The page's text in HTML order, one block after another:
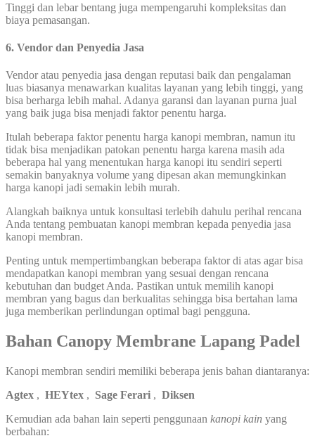
Tinggi dan lebar bentang juga mempengaruhi kompleksitas dan
biaya pemasangan.
6. Vendor dan Penyedia Jasa
Vendor atau penyedia jasa dengan reputasi baik dan pengalaman
luas biasanya menawarkan kualitas layanan yang lebih tinggi, yang
bisa berharga lebih mahal. Adanya garansi dan layanan purna jual
yang baik juga bisa menjadi faktor penentu harga.
Itulah beberapa faktor penentu harga kanopi membran, namun itu
tidak bisa menjadikan patokan penentu harga karena masih ada
beberapa hal yang menentukan harga kanopi itu sendiri seperti
semakin banyaknya volume yang dipesan akan memungkinkan
harga kanopi jadi semakin lebih murah.
Alangkah baiknya untuk konsultasi terlebih dahulu perihal rencana
Anda tentang pembuatan kanopi membran kepada penyedia jasa
kanopi membran.
Penting untuk mempertimbangkan beberapa faktor di atas agar bisa
mendapatkan kanopi membran yang sesuai dengan rencana
kebutuhan dan budget Anda. Pastikan untuk memilih kanopi
membran yang bagus dan berkualitas sehingga bisa bertahan lama
juga memberikan perlindungan optimal bagi pengguna.
Bahan Canopy Membrane Lapang Padel
Kanopi membran sendiri memiliki beberapa jenis bahan diantaranya:
Agtex , HEYtex , Sage Ferari , Diksen
Kemudian ada bahan lain seperti penggunaan kanopi kain yang
berbahan: